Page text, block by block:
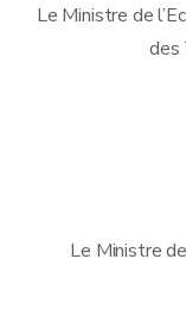
Le Ministre de
des
Le Ministre